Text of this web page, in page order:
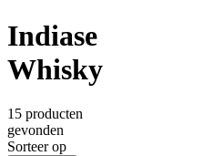
Indiase
Whisky
15 producten
gevonden
Sorteer op